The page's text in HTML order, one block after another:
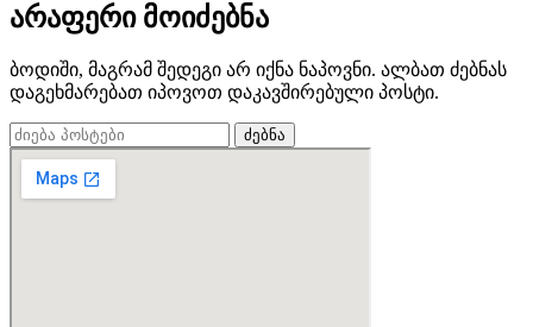
არაფერი მოიძებნა
ბოდიში, მაგრამ შედეგი არ იქნა ნაპოვნი. ალბათ ძებნას
დაგეხმარებათ იპოვოთ დაკავშირებული პოსტი.
ძებნა